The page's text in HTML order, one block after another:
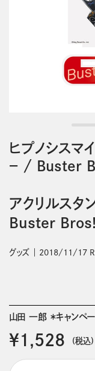
ヒプノシス
－ / Buster
アクリルスタ
Buster
グッズ 2018/11/17
山田 一郎 ＊キャンペ
￥1,528 (税込)